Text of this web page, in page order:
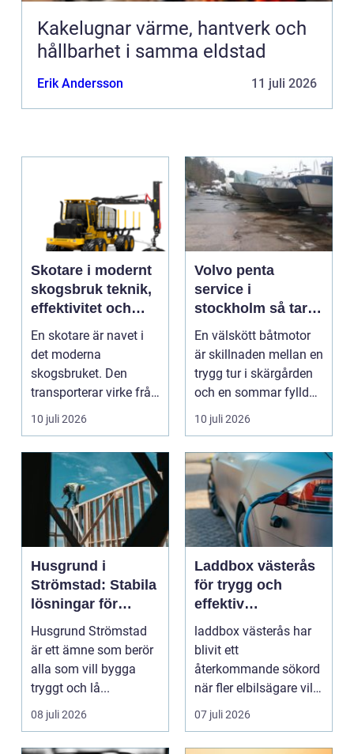
Kakelugnar värme, hantverk och
hållbarhet i samma eldstad
Erik Andersson 11 juli 2026
Skotare i modernt
skogsbruk teknik,
effektivitet och
hållbarhet
En skotare är navet i
det moderna
skogsbruket. Den
transporterar virke från
avverkningsplatsen till
10 juli 2026
Volvo penta
service i
stockholm så tar
du hand om din
båtmotor på rätt
sätt
En välskött båtmotor
är skillnaden mellan en
trygg tur i skärgården
och en sommar fylld
av ofrivilli...
10 juli 2026
Husgrund i
Strömstad: Stabila
lösningar för
boende vid kusten
Husgrund Strömstad
är ett ämne som berör
alla som vill bygga
tryggt och lå...
08 juli 2026
Laddbox västerås
för trygg och
effektiv
hemmaladdning
laddbox västerås har
blivit ett
återkommande sökord
när fler elbilsägare vill
ladda hemma på ett
säk...
07 juli 2026